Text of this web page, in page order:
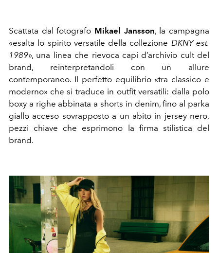
Scattata dal fotografo Mikael Jansson, la campagna
«esalta lo spirito versatile della collezione DKNY est.
1989», una linea che rievoca capi d’archivio cult del
brand, reinterpretandoli con un allure
contemporaneo. Il perfetto equilibrio «tra classico e
moderno» che si traduce in outfit versatili: dalla polo
boxy a righe abbinata a shorts in denim, fino al parka
giallo acceso sovrapposto a un abito in jersey nero,
pezzi chiave che esprimono la firma stilistica del
brand.